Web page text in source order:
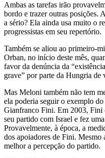
Ambas as tarefas irão
bordo e trazer outras posições.
a sério? Ela ainda usa muito o
progressistas em seu repertório.
Também se aliou ao primeiro-
Orban, no início deste mês,
favor da denúncia da
grave” por parte da Hungria de
Mas Meloni também não tem
ela poderia seguir o exemplo
Gianfranco Fini. Em 2003, Fini
seu partido com Israel e fez
Provavelmente, à época, a
dos apoiadores de Fini. Mesmo
melhor a percepção do partido.